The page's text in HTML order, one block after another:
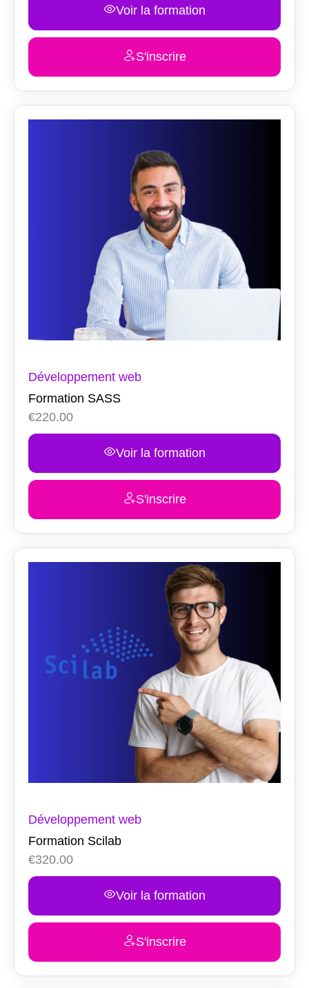
Voir la formation
S'inscrire
Développement web
Formation SASS
€220.00
Voir la formation
S'inscrire
Développement web
Formation Scilab
€320.00
Voir la formation
S'inscrire